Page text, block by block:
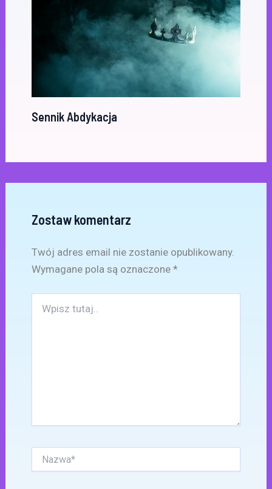
Sennik Abdykacja
Zostaw komentarz
Twój adres email nie zostanie opublikowany.
Wymagane pola są oznaczone *
tutaj..